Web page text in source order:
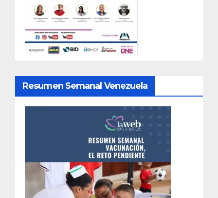
Resumen Semanal Venezuela